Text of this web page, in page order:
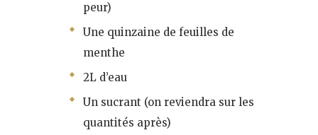
peur)
Une quinzaine de feuilles de
menthe
2L d’eau
Un sucrant (on reviendra sur les
quantités après)